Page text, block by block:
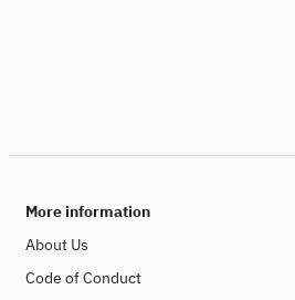
More information
About Us
Code of Conduct